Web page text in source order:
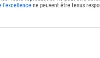
l'excellencene peuvent être tenus